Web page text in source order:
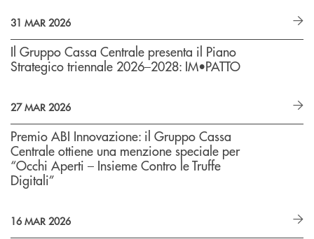
31 MAR 2026
Il Gruppo Cassa Centrale presenta il Piano
Strategico triennale 2026–2028: IM•PATTO
27 MAR 2026
Premio ABI Innovazione: il Gruppo Cassa
Centrale ottiene una menzione speciale per
“Occhi Aperti – Insieme Contro le Truffe
Digitali”
16 MAR 2026